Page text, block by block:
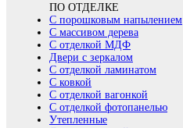
ПО ОТДЕЛКЕ
С порошковым напылением
С массивом дерева
С отделкой МДФ
Двери с зеркалом
С отделкой ламинатом
С ковкой
С отделкой вагонкой
С отделкой фотопанелью
Утепленные